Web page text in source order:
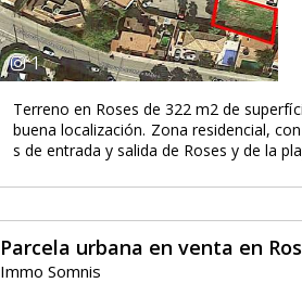
1
Terreno en Roses de 322 m2 de
buena localización. Zona residencial,
s de entrada y salida de Roses y de la
Parcela urbana en venta en
Immo Somnis